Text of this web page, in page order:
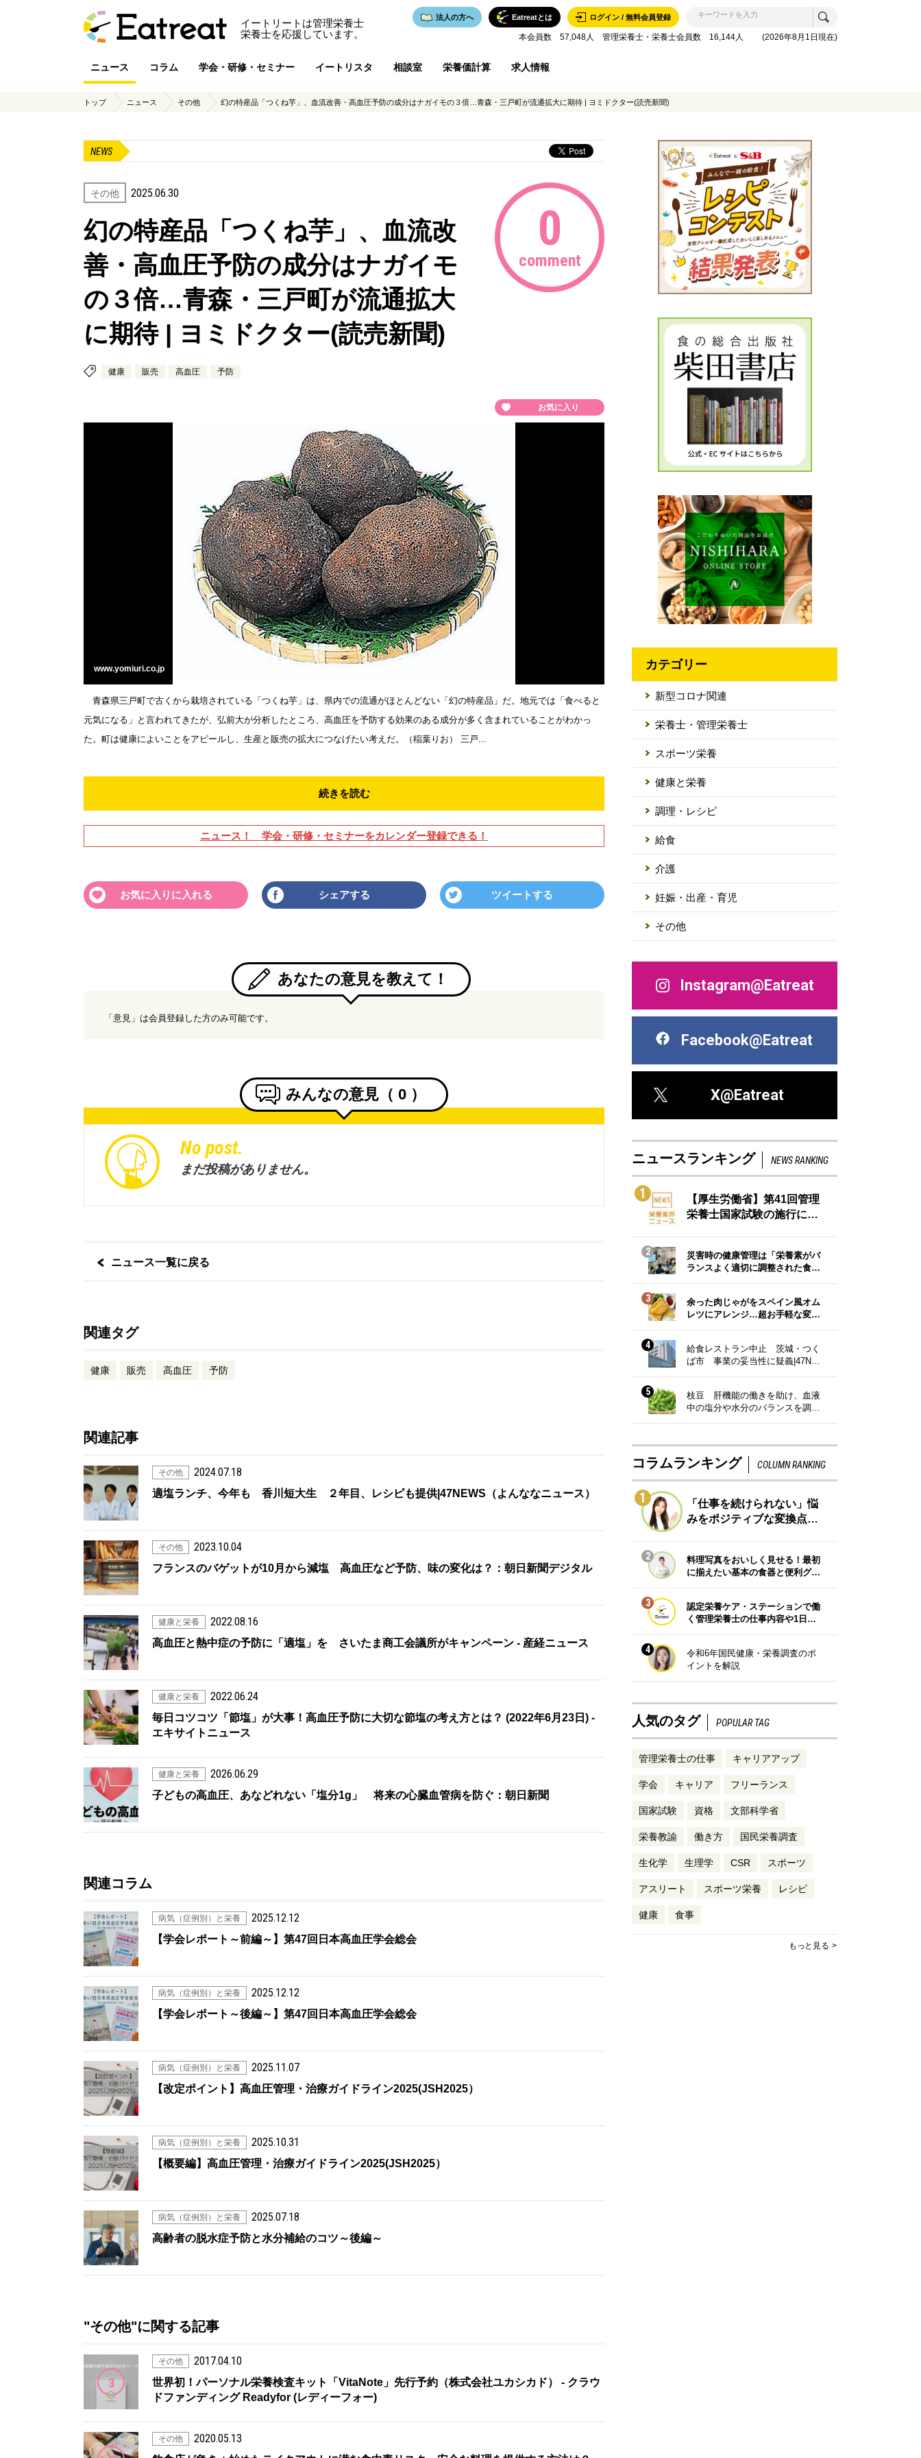
イートリートは管理栄養士
栄養士を応援しています。
ログイン / 無料会員登録
Eatreatとは
法人の方へ
本会員数 57,048人 管理栄養士・栄養士会員数 16,144人 (2026年8月1日現在)
ニュース コラム 学会・研修・セミナー イートリスタ 相談室 栄養価計算 求人情報
トップ ニュース その他 幻の特産品「つくね芋」、血流改善・高血圧予防の成分はナガイモの３倍…青森・三戸町が流通拡大に期待 | ヨミドクター(読売新聞)
NEWS
その他 2025.06.30
幻の特産品「つくね芋」、血流改
善・高血圧予防の成分はナガイモ
の３倍…青森・三戸町が流通拡大
に期待 | ヨミドクター(読売新聞)
健康 販売 高血圧 予防
0
comment
お気に入り
www.yomiuri.co.jp
青森県三戸町で古くから栽培されている「つくね芋」は、県内での流通がほとんどない「幻の特産品」だ。地元では「食べると
元気になる」と言われてきたが、弘前大が分析したところ、高血圧を予防する効果のある成分が多く含まれていることがわかっ
た。町は健康によいことをアピールし、生産と販売の拡大につなげたい考えだ。（稲葉りお） 三戸...
続きを読む
ニュース！ 学会・研修・セミナーをカレンダー登録できる！
お気に入りに入れる シェアする ツイートする
あなたの意見を教えて！
「意見」は会員登録した方のみ可能です。
みんなの意見（ 0 ）
No post.
まだ投稿がありません。
ニュース一覧に戻る
関連タグ
健康 販売 高血圧 予防
関連記事
その他 2024.07.18
適塩ランチ、今年も 香川短大生 ２年目、レシピも提供|47NEWS（よんななニュース）
その他 2023.10.04
フランスのバゲットが10月から減塩 高血圧など予防、味の変化は？：朝日新聞デジタル
健康と栄養 2022.08.16
高血圧と熱中症の予防に「適塩」を さいたま商工会議所がキャンペーン - 産経ニュース
健康と栄養 2022.06.24
毎日コツコツ「節塩」が大事！高血圧予防に大切な節塩の考え方とは？ (2022年6月23日) -
エキサイトニュース
健康と栄養 2026.06.29
子どもの高血圧、あなどれない「塩分1g」 将来の心臓血管病を防ぐ：朝日新聞
関連コラム
病気（症例別）と栄養 2025.12.12
【学会レポート～前編～】第47回日本高血圧学会総会
病気（症例別）と栄養 2025.12.12
【学会レポート～後編～】第47回日本高血圧学会総会
病気（症例別）と栄養 2025.11.07
【改定ポイント】高血圧管理・治療ガイドライン2025(JSH2025）
病気（症例別）と栄養 2025.10.31
【概要編】高血圧管理・治療ガイドライン2025(JSH2025）
病気（症例別）と栄養 2025.07.18
高齢者の脱水症予防と水分補給のコツ～後編～
"その他"に関する記事
3
その他 2017.04.10
世界初！パーソナル栄養検査キット「VitaNote」先行予約（株式会社ユカシカド） - クラウ
ドファンディング Readyfor (レディーフォー)
その他 2020.05.13
カテゴリー
新型コロナ関連
栄養士・管理栄養士
スポーツ栄養
健康と栄養
調理・レシピ
給食
介護
妊娠・出産・育児
その他
Instagram@Eatreat
Facebook@Eatreat
X@Eatreat
ニュースランキング NEWS RANKING
1
【厚生労働省】第41回管理
栄養士国家試験の施行に…
2
災害時の健康管理は「栄養素がバ
ランスよく適切に調整された食…
3
余った肉じゃがをスペイン風オム
レツにアレンジ…超お手軽な変…
4
給食レストラン中止 茨城・つく
ば市 事業の妥当性に疑義|47N…
5
枝豆 肝機能の働きを助け、血液
中の塩分や水分のバランスを調…
コラムランキング COLUMN RANKING
1
「仕事を続けられない」悩
みをポジティブな変換点…
2
料理写真をおいしく見せる！最初
に揃えたい基本の食器と便利グ…
3
認定栄養ケア・ステーションで働
く管理栄養士の仕事内容や1日…
4
令和6年国民健康・栄養調査のポ
イントを解説
人気のタグ POPULAR TAG
管理栄養士の仕事 キャリアアップ
学会 キャリア フリーランス
国家試験 資格 文部科学省
栄養教諭 働き方 国民栄養調査
生化学 生理学 CSR スポーツ
アスリート スポーツ栄養 レシピ
健康 食事
もっと見る